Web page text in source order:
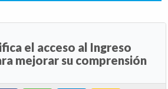
el acceso al Ingreso
mejorar su comprensión